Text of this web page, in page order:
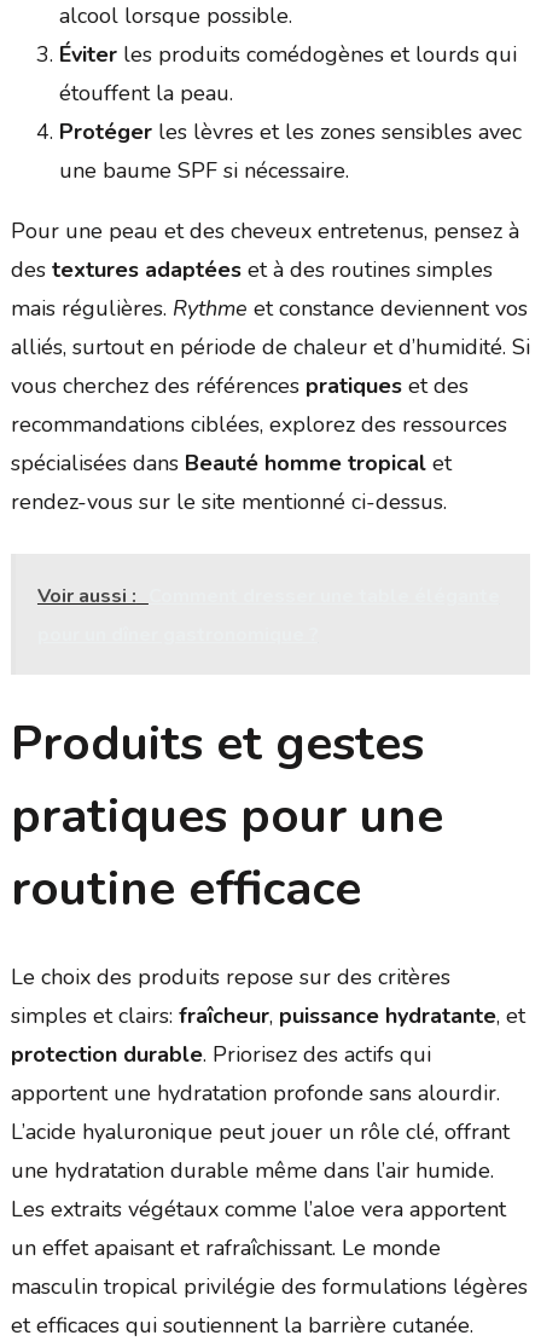
alcool lorsque possible.
Éviterles produits comédogènes et lourds qui
étouffent la peau.
Protégerles lèvres et les zones sensibles avec
une baume SPF si nécessaire.
Pour une peau et des cheveux entretenus, pensez à
des textures adaptéeset à des routines simples
mais régulières. Rythme et constance deviennent vos
alliés, surtout en période de chaleur et d’humidité. Si
vous cherchez des références pratiqueset des
recommandations ciblées, explorez des ressources
spécialisées dans Beauté homme tropicalet
rendez-vous sur le site mentionné ci-dessus.
Voir aussi :
Produits et gestes
pratiques pour une
routine efficace
Le choix des produits repose sur des critères
simples et clairs: fraîcheur, puissance hydratante, et
protection durable. Priorisez des actifs qui
apportent une hydratation profonde sans alourdir.
L’acide hyaluronique peut jouer un rôle clé, offrant
une hydratation durable même dans l’air humide.
Les extraits végétaux comme l’aloe vera apportent
un effet apaisant et rafraîchissant. Le monde
masculin tropical privilégie des formulations légères
et efficaces qui soutiennent la barrière cutanée.